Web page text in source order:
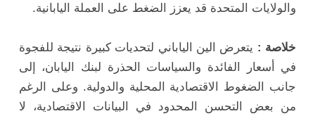
والولايات المتحدة قد يعزز الضغط على العملة اليابانية.
خلاصة : يتعرض الين الياباني لتحديات كبيرة نتيجة للفجوة
في أسعار الفائدة والسياسات الحذرة لبنك اليابان، إلى
جانب الضغوط الاقتصادية المحلية والدولية. وعلى الرغم
من بعض التحسن المحدود في البيانات الاقتصادية، لا